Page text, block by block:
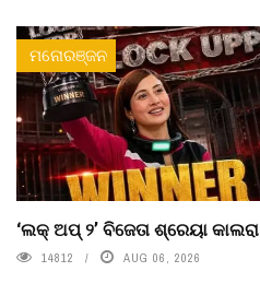
ମନୋରଞ୍ଜନ
‘ଲକ୍ ଅପ୍ ୨’ ବିଜେତା ଶ୍ରେୟା କାଲରା
14812 AUG 06, 2026